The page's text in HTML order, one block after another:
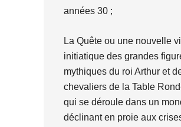
années 30 ;
La Quête ou une nouvelle
initiatique des grandes
mythiques du roi Arthur et
chevaliers de la Table
qui se déroule dans un
déclinant en proie aux